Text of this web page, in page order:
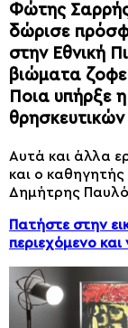
Φώτης Σαρρής
δώρισε
στην Εθνική
βιώματα
Ποια υπήρξε
Αυτά και άλλα
και ο
Δημήτρης
Πατήστε στην
περιεχόμενο